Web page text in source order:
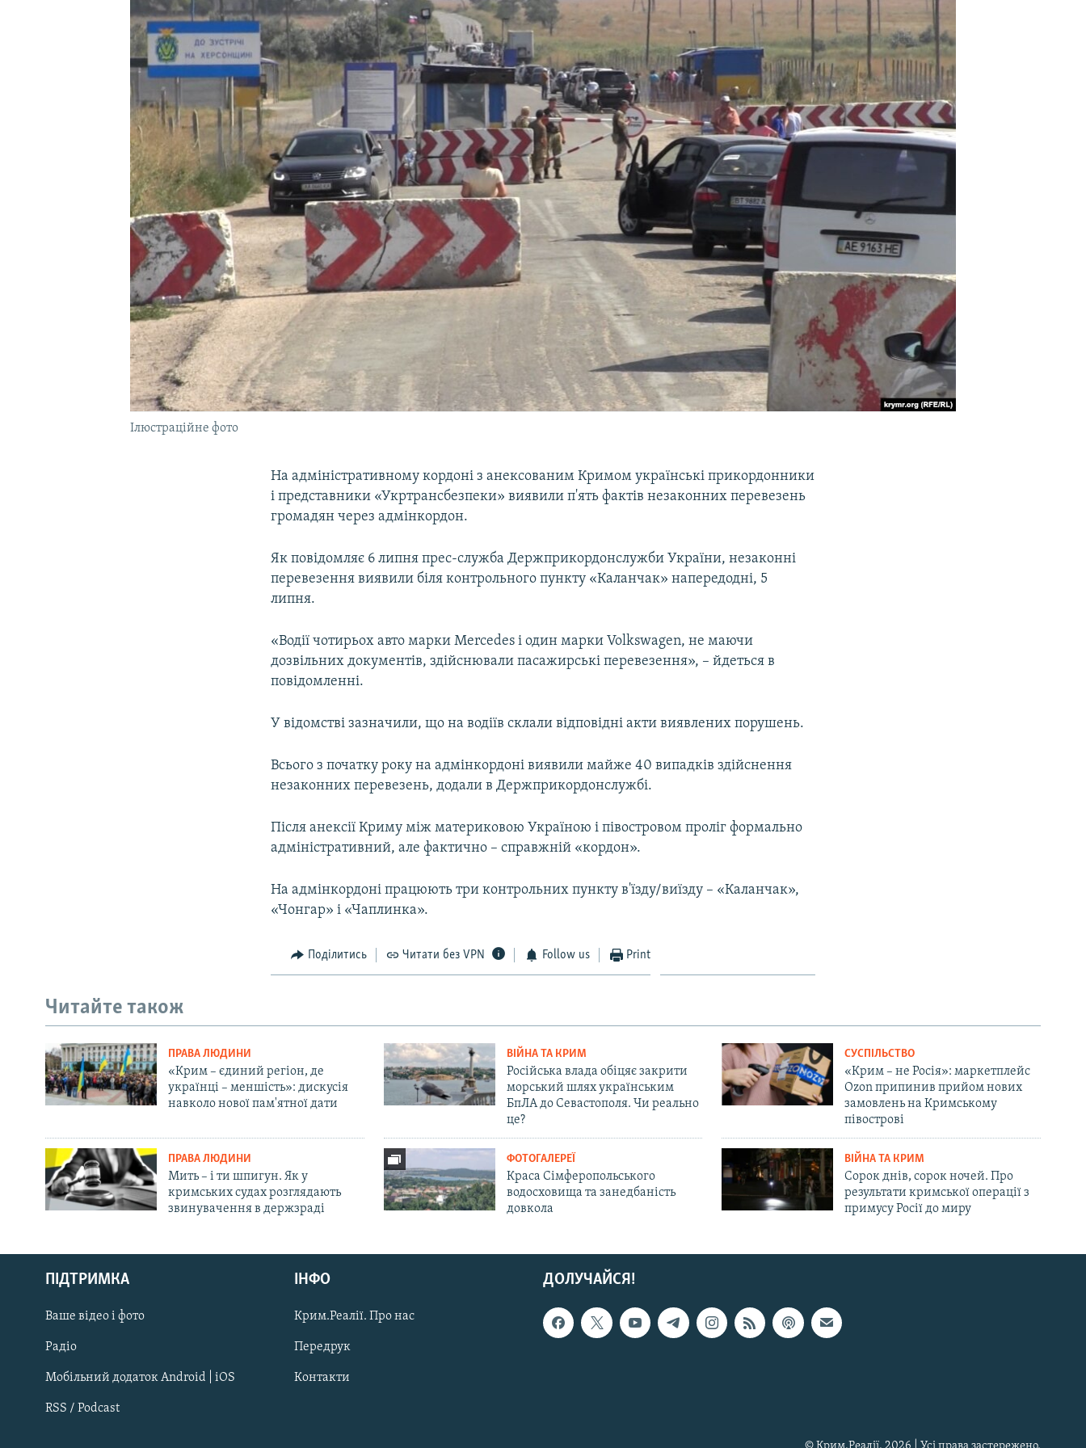
УКРАЇНСЬКА ПРОБЛЕМА КРИМУ
Русский
Qırımtatar
ДОЛУЧАЙСЯ!
Ілюстраційне фото
На адміністративному кордоні з анексованим Кримом українські прикордонники
і представники «Укртрансбезпеки» виявили п'ять фактів незаконних перевезень
громадян через адмінкордон.
Як повідомляє 6 липня прес-служба Держприкордонслужби України, незаконні
перевезення виявили біля контрольного пункту «Каланчак» напередодні, 5
липня.
«Водії чотирьох авто марки Mercedes і один марки Volkswagen, не маючи
дозвільних документів, здійснювали пасажирські перевезення», – йдеться в
повідомленні.
У відомстві зазначили, що на водіїв склали відповідні акти виявлених порушень.
Всього з початку року на адмінкордоні виявили майже 40 випадків здійснення
незаконних перевезень, додали в Держприкордонслужбі.
Після анексії Криму між материковою Україною і півостровом проліг формально
адміністративний, але фактично – справжній «кордон».
На адмінкордоні працюють три контрольних пункту в'їзду/виїзду – «Каланчак»,
«Чонгар» і «Чаплинка».
Поділитись Читати без VPN Follow us Print
Читайте також
ПРАВА ЛЮДИНИ
«Крим – єдиний регіон, де
українці – меншість»: дискусія
навколо нової пам'ятної дати
ВІЙНА ТА КРИМ
Російська влада обіцяє закрити
морський шлях українським
БпЛА до Севастополя. Чи реально
це?
СУСПІЛЬСТВО
«Крим – не Росія»: маркетплейс
Ozon припинив прийом нових
замовлень на Кримському
півострові
ПРАВА ЛЮДИНИ
Мить – і ти шпигун. Як у
кримських судах розглядають
звинувачення в держзраді
ФОТОГАЛЕРЕЇ
Краса Сімферопольського
водосховища та занедбаність
довкола
ВІЙНА ТА КРИМ
Сорок днів, сорок ночей. Про
результати кримської операції з
примусу Росії до миру
ДОЛУЧАЙСЯ!
ПІДТРИМКА
Ваше відео і фото
Радіо
Мобільний додаток Android | iOS
RSS / Podcast
ІНФО
Крим.Реалії. Про нас
Передрук
Контакти